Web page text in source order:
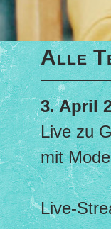
Alle
3. April
Live zu
mit
Live-